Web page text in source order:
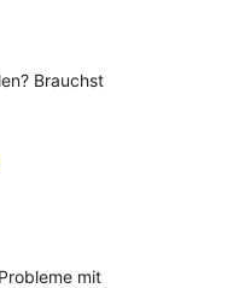
Brauchst
mit